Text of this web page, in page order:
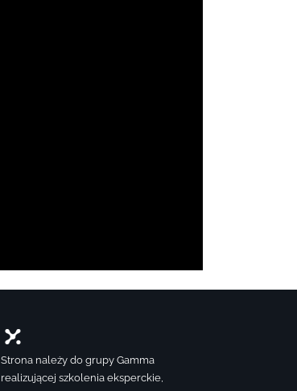
Strona należy do grupy Gamma
realizującej szkolenia eksperckie,